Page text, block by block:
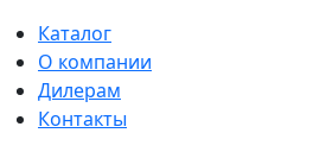
Каталог
О компании
Дилерам
Контакты